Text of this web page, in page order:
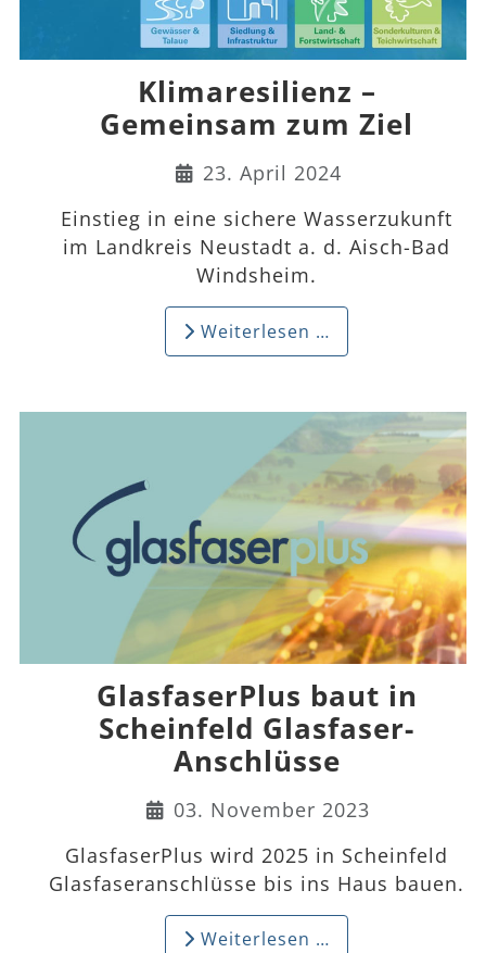
Klimaresilienz –
Gemeinsam zum Ziel
Details
23. April 2024
Einstieg in eine sichere Wasserzukunft
im Landkreis Neustadt a. d. Aisch-Bad
Windsheim.
Weiterlesen …
GlasfaserPlus baut in
Scheinfeld Glasfaser-
Anschlüsse
Details
03. November 2023
GlasfaserPlus wird 2025 in Scheinfeld
Glasfaseranschlüsse bis ins Haus bauen.
Weiterlesen …